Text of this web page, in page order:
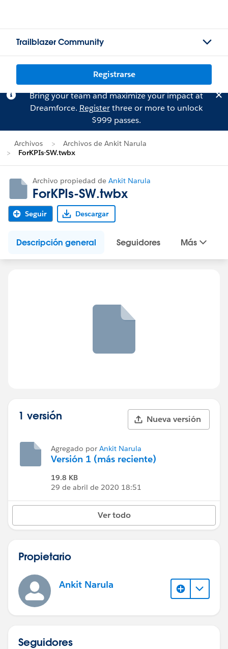
Trailblazer Community
Registrarse
Bring your team and maximize your impact at
Dreamforce. Registerthree or more to unlock
$999 passes.
Archivos
Archivos de Ankit Narula
ForKPIs-SW.twbx
Archivo propiedad de Ankit Narula
ForKPIs-SW.twbx
Seguir Descargar
Descripción general Seguidores Más
1 versión Nueva versión
Agregado por Ankit Narula
Versión 1 (más reciente)
19.8 KB
29 de abril de 2020 18:51
Ver todo
Propietario
Ankit Narula
Seguidores